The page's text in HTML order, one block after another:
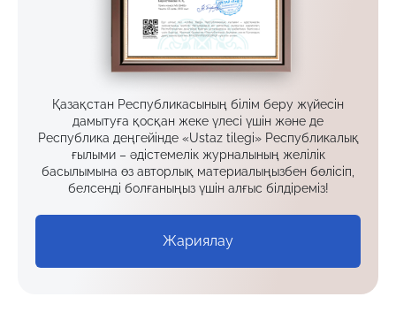
Қазақстан Республикасының білім беру жүйесін
дамытуға қосқан жеке үлесі үшін және де
Республика деңгейінде «Ustaz tilegi» Республикалық
ғылыми – әдістемелік журналының желілік
басылымына өз авторлық материалыңызбен бөлісіп,
белсенді болғаныңыз үшін алғыс білдіреміз!
Жариялау